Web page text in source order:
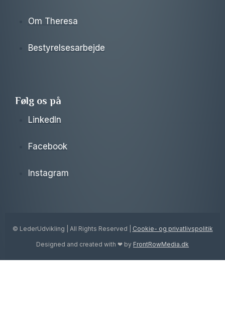
Om Theresa
Bestyrelsesarbejde
Følg os på
LinkedIn
Facebook
Instagram
© LederUdvikling | All Rights Reserved | Cookie- og privatlivspolitik
Designed and created with ❤ by FrontRowMedia.dk